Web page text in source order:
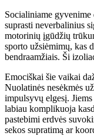
Socialiniame gyvenime
suprasti neverbalinius
motorinių įgūdžių
sporto užsiėmimų, kas
bendraamžiais. Ši
Emociškai šie vaikai
Nuolatinės nesėkmės
impulsyvų elgesį.
labiau komplikuoja
pastebimi erdvės
sekos supratimą ar